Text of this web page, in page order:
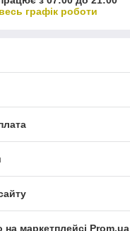
графік роботи
маркетплейсі Prom.ua